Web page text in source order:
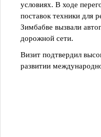
условиях. В ходе
поставок техники для
Зимбабве вызвали
дорожной сети.
Визит подтвердил
развитии